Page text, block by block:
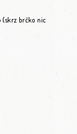
(skrz brčko nic